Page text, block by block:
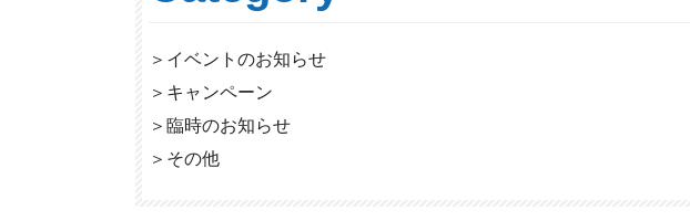
＞ イベントのお知らせ
＞ キャンペーン
＞ 臨時のお知らせ
＞ その他